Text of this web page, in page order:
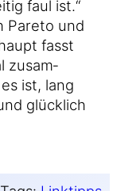
faul ist.“
Pare­to und
fasst
zusam­
ist, lang
glück­lich